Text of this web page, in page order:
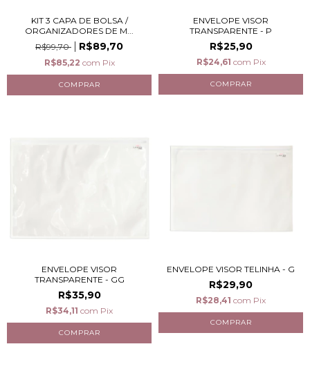
KIT 3 CAPA DE BOLSA /
ORGANIZADORES DE M...
R$99,70
R$89,70
R$85,22 com Pix
ENVELOPE VISOR
TRANSPARENTE - P
R$25,90
R$24,61 com Pix
ENVELOPE VISOR
TRANSPARENTE - GG
R$35,90
R$34,11 com Pix
ENVELOPE VISOR TELINHA - G
R$29,90
R$28,41 com Pix